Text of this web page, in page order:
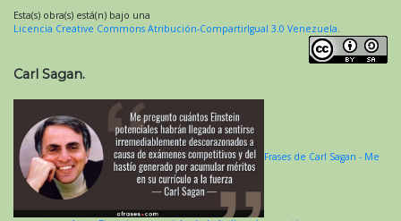
Esta(s) obra(s) está(n) bajo una
Licencia Creative Commons Atribución-CompartirIgual 3.0 Venezuela
Carl Sagan.
Frases de Carl Sagan - Me